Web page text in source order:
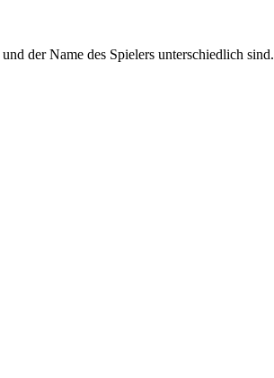
der Name des Spielers unterschiedlich sind.